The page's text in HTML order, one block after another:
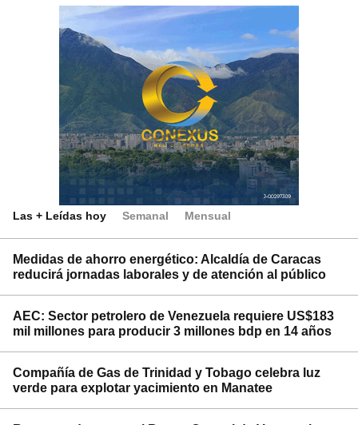
Las + Leídas hoy Semanal Mensual
Medidas de ahorro energético: Alcaldía de Caracas
reducirá jornadas laborales y de atención al público
AEC: Sector petrolero de Venezuela requiere US$183
mil millones para producir 3 millones bdp en 14 años
Compañía de Gas de Trinidad y Tobago celebra luz
verde para explotar yacimiento en Manatee